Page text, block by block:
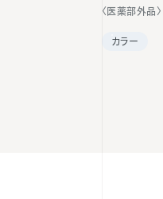
〈医薬部外品〉
カラー